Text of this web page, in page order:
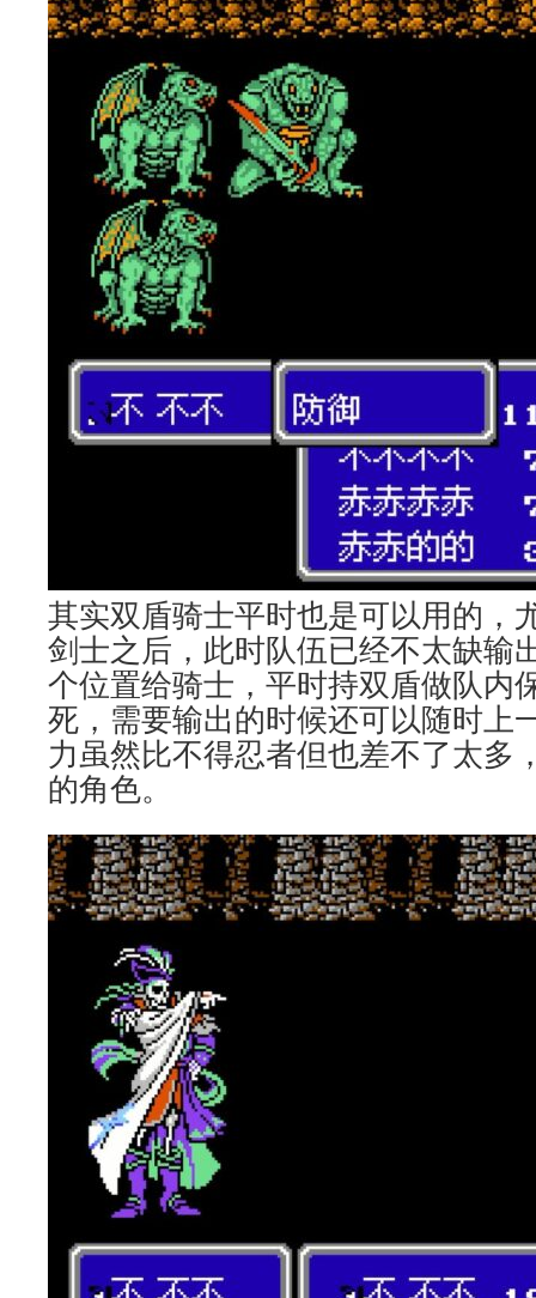
其实双盾骑士平时也是可以用的，
剑士之后，此时队伍已经不太缺输
个位置给骑士，平时持双盾做队内
死，需要输出的时候还可以随时上
力虽然比不得忍者但也差不了太多
的角色。